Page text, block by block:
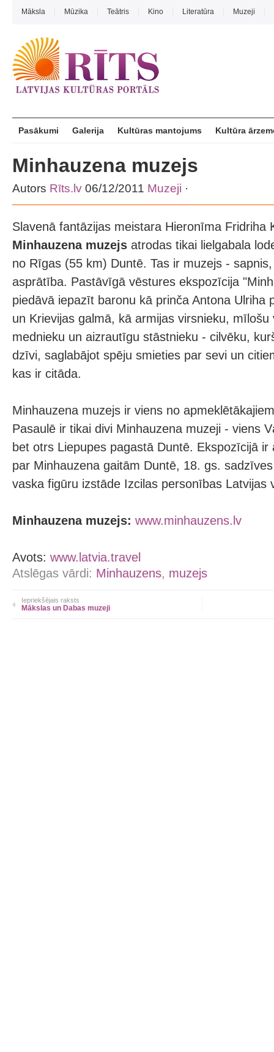
Māksla Mūzika Teātris Kino Literatūra Muzeji
Pasākumi Galerija Kultūras mantojums Kultūra
Minhauzena muzejs
Autors Rīts.lv 06/12/2011 Muzeji ·
Slavenā fantāzijas meistara Hieronīma Fridriha
Minhauzena muzejs atrodas tikai lielgabala
no Rīgas (55 km) Duntē. Tas ir muzejs -
asprātība. Pastāvīgā vēstures ekspozīcija
piedāvā iepazīt baronu kā prinča Antona Ulriha
un Krievijas galmā, kā armijas virsnieku,
mednieku un aizrautīgu stāstnieku - cilvēku,
dzīvi, saglabājot spēju smieties par sevi un
kas ir citāda.
Minhauzena muzejs ir viens no
Pasaulē ir tikai divi Minhauzena muzeji - viens
bet otrs Liepupes pagastā Duntē. Ekspozīcijā ir
par Minhauzena gaitām Duntē, 18. gs.
vaska figūru izstāde Izcilas personības Latvijas
Minhauzena muzejs: www.minhauzens.lv
Avots: www.latvia.travel
Atslēgas vārdi: Minhauzens, muzejs
Iepriekšējais raksts
Mākslas un Dabas muzeji